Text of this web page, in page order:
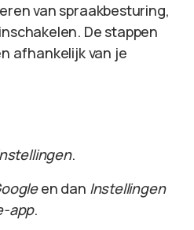
van spraakbesturing,
De stappen
afhankelijk van je
.
en dan Instellingen
app.